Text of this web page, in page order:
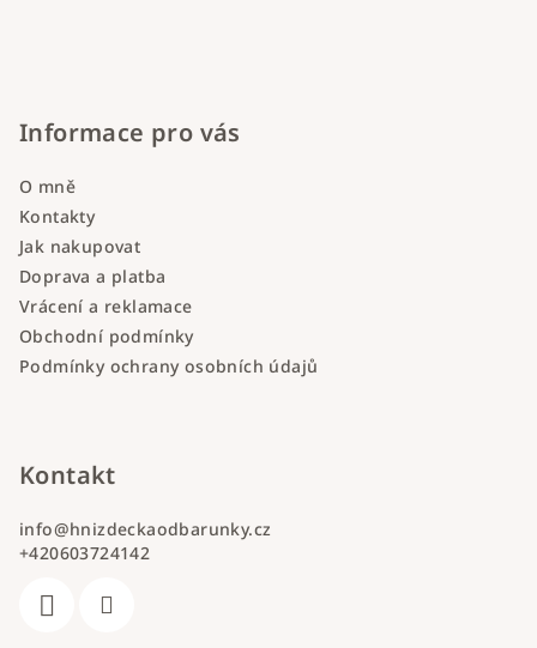
Informace pro vás
O mně
Kontakty
Jak nakupovat
Doprava a platba
Vrácení a reklamace
Obchodní podmínky
Podmínky ochrany osobních údajů
Kontakt
info@hnizdeckaodbarunky.cz
+420603724142